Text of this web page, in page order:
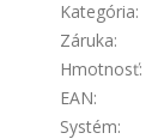
Kategória:
Záruka:
Hmotnosť:
EAN:
Systém: